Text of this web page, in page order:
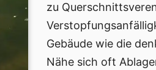
zu
Gebäude wie die
Nähe sich oft